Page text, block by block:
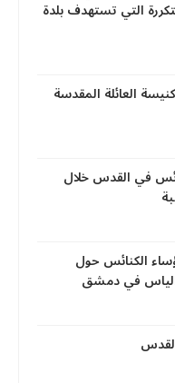
التي تستهدف بلدة
العائلة المقدسة
في القدس خلال
الكنائس حول
الياس في دمشق